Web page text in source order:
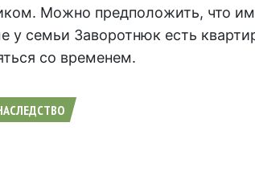
Можно предположить, что
у семьи Заворотнюк есть
со временем.